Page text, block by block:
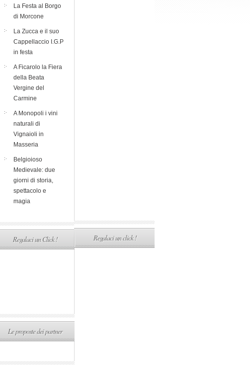
La Festa al Borgo
di Morcone
La Zucca e il suo
Cappellaccio I.G.P
in festa
A Ficarolo la Fiera
della Beata
Vergine del
Carmine
A Monopoli i vini
naturali di
Vignaioli in
Masseria
Belgioioso
Medievale: due
giorni di storia,
spettacolo e
magia
Regalaci un Click !
Le proposte dei partner
Regalaci un click !